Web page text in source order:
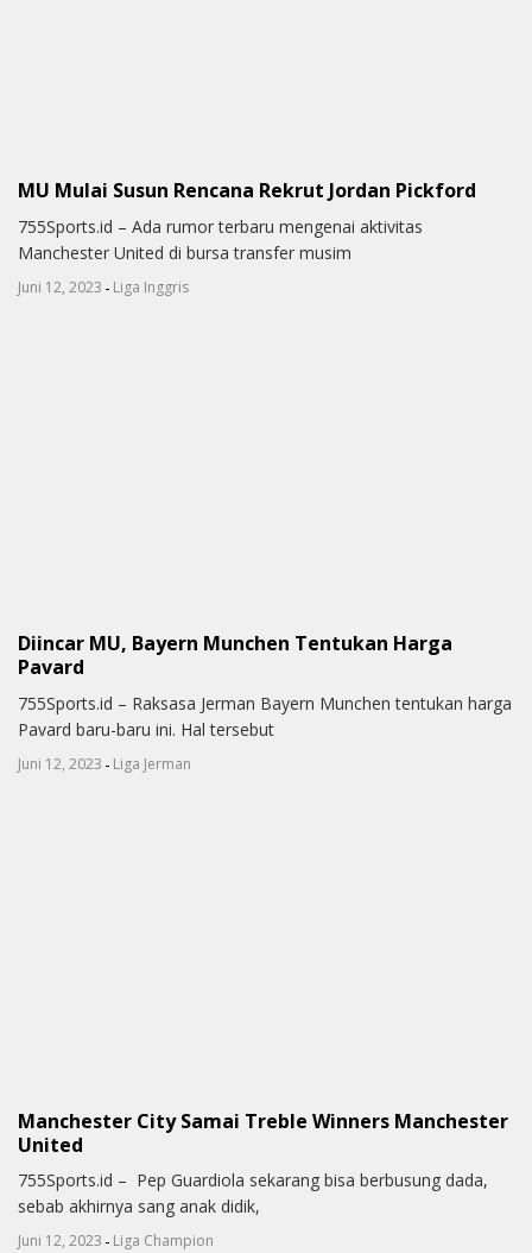
MU Mulai Susun Rencana Rekrut Jordan Pickford
755Sports.id – Ada rumor terbaru mengenai aktivitas
Manchester United di bursa transfer musim
Juni 12, 2023 - Liga Inggris
Diincar MU, Bayern Munchen Tentukan Harga
Pavard
755Sports.id – Raksasa Jerman Bayern Munchen tentukan harga
Pavard baru-baru ini. Hal tersebut
Juni 12, 2023 - Liga Jerman
Manchester City Samai Treble Winners Manchester
United
755Sports.id – Pep Guardiola sekarang bisa berbusung dada,
sebab akhirnya sang anak didik,
Juni 12, 2023 - Liga Champion